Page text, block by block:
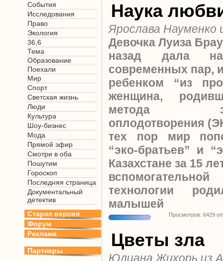
События
Исследования
Право
Экология
36,6
Тема
Образование
Поехали
Мир
Спорт
Светская жизнь
Люди
Культура
Шоу-бизнес
Мода
Прямой эфир
Смотри в оба
Пошутим
Гороскоп
Последняя страница
Документальный
детектив
Старая версия
Форум
Реклама
Партнеры
Наука
Ярослава
Девочка Луиза
назад дала
современных пар,
ребенком “из
женщина,
метода
оплодотворения
тех пор мир
“эко-братьев” и
Казахстане за 15
технологии
малышей
Просмотров: 6429
Цветы зла
Юлиана Жихорь из